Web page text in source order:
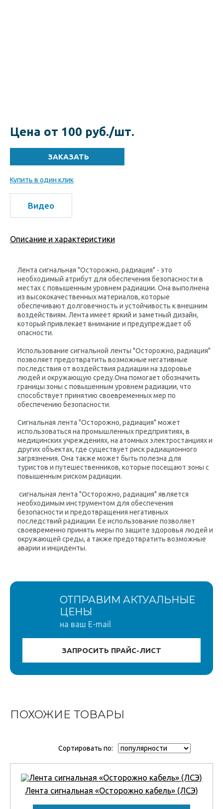
Цена от 100 руб./шт.
Купить в один клик
Видео
Описание и характеристики
Лента сигнальная "Осторожно, радиация" - это
необходимый атрибут для обеспечения безопасности в
местах с повышенным уровнем радиации. Она выполнена
из высококачественных материалов, которые
обеспечивают долговечность и устойчивость к внешним
воздействиям. Лента имеет яркий и заметный дизайн,
который привлекает внимание и предупреждает об
опасности.
Использование сигнальной ленты "Осторожно, радиация"
позволяет предотвратить возможные негативные
последствия от воздействия радиации на здоровье
людей и окружающую среду.Она помогает обозначить
границы зоны с повышенным уровнем радиации, что
способствует принятию своевременных мер по
обеспечению безопасности.
Сигнальная лента "Осторожно, радиация" может
использоваться на промышленных предприятиях, в
медицинских учреждениях, на атомных электростанциях и
других объектах, где существует риск радиационного
загрязнения. Она также может быть полезна для
туристов и путешественников, которые посещают зоны с
повышенным риском радиации.
сигнальная лента "Осторожно, радиация" является
необходимым инструментом для обеспечения
безопасности и предотвращения негативных
последствий радиации. Ее использование позволяет
своевременно принять меры по защите здоровья людей и
окружающей среды, а также предотвратить возможные
аварии и инциденты.
ОТПРАВИМ АКТУАЛЬНЫЕ
ЦЕНЫ
на ваш E-mail
ПОХОЖИЕ ТОВАРЫ
Сортировать по:
Лента сигнальная «Осторожно кабель» (ЛСЭ)